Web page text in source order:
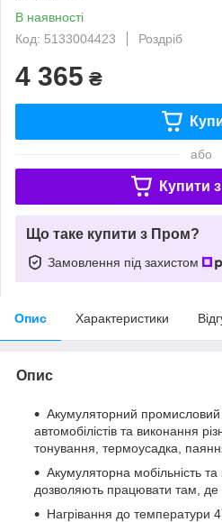
В наявності
Код: 5133004423
Роздріб
4 365 ₴
або
Купити з
Що таке купити з Пром?
Замовлення під захистом
Опис Характеристики
Опис
Акумуляторний
автомобілістів та виконання
тонування, термоусадка,
Акумуляторна мобільність та
дозволяють працювати там, де
Нагрівання до температури